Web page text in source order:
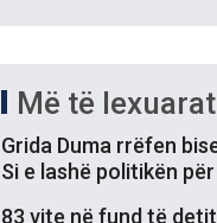
Më të lexuarat
Grida Duma rrëfen
Si e lashë politikën
83 vite në fund të